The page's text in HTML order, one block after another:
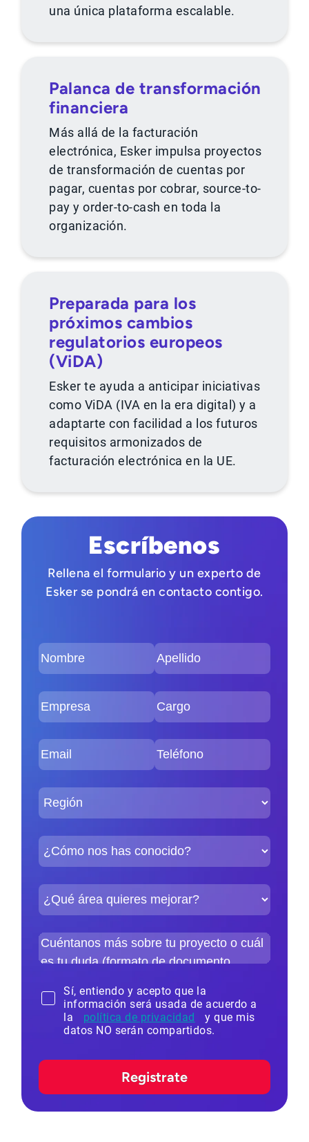
una única plataforma escalable.
Palanca de transformación
financiera
Más allá de la facturación
electrónica, Esker impulsa proyectos
de transformación de cuentas por
pagar, cuentas por cobrar, source-to-
pay y order-to-cash en toda la
organización.
Preparada para los
próximos cambios
regulatorios europeos
(ViDA)
Esker te ayuda a anticipar iniciativas
como ViDA (IVA en la era digital) y a
adaptarte con facilidad a los futuros
requisitos armonizados de
facturación electrónica en la UE.
Escríbenos
Rellena el formulario y un experto de
Esker se pondrá en contacto contigo.
Sí, entiendo y acepto que la
información será usada de acuerdo a
la
política de privacidad
y que mis
datos NO serán compartidos.
Registrate